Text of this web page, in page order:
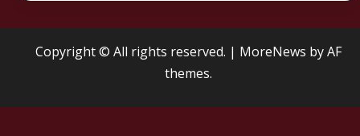
Copyright © All rights reserved. | MoreNews by AF
themes.